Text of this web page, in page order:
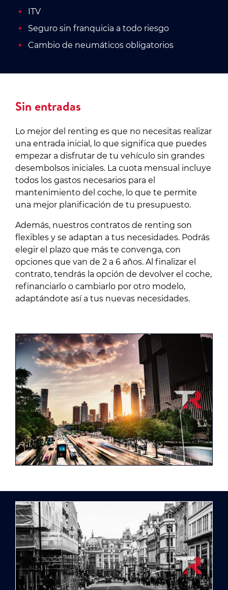
ITV
Seguro sin franquicia a todo riesgo
Cambio de neumáticos obligatorios
Sin entradas
Lo mejor del renting es que no necesitas realizar
una entrada inicial, lo que significa que puedes
empezar a disfrutar de tu vehículo sin grandes
desembolsos iniciales. La cuota mensual incluye
todos los gastos necesarios para el
mantenimiento del coche, lo que te permite
una mejor planificación de tu presupuesto.
Además, nuestros contratos de renting son
flexibles y se adaptan a tus necesidades. Podrás
elegir el plazo que más te convenga, con
opciones que van de 2 a 6 años. Al finalizar el
contrato, tendrás la opción de devolver el coche,
refinanciarlo o cambiarlo por otro modelo,
adaptándote así a tus nuevas necesidades.